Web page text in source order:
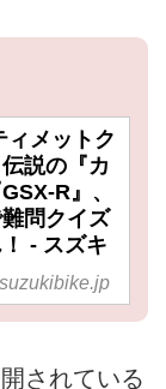
ィメットク
説の『カ
R』、
問クイズ
- スズキ
suzukibike.jp
されている